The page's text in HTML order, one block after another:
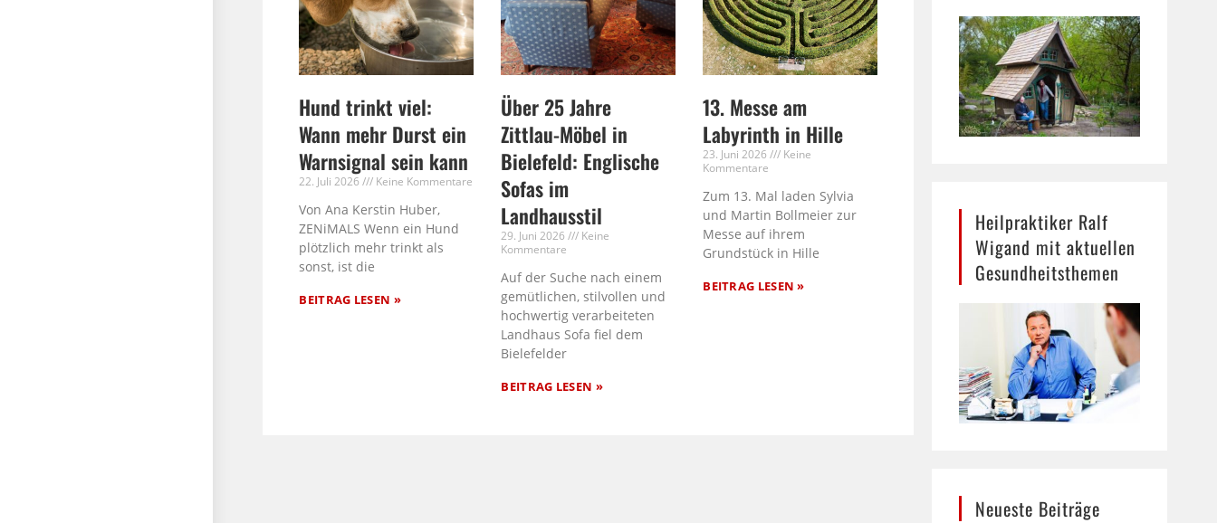
Hund trinkt viel:
Wann mehr Durst ein
Warnsignal sein kann
22. Juli 2026 Keine Kommentare
Von Ana Kerstin Huber,
ZENiMALS Wenn ein Hund
plötzlich mehr trinkt als
sonst, ist die
BEITRAG LESEN »
Über 25 Jahre
Zittlau-Möbel in
Bielefeld: Englische
Sofas im
Landhausstil
29. Juni 2026
Keine
Kommentare
Auf der Suche nach einem
gemütlichen, stilvollen und
hochwertig verarbeiteten
Landhaus Sofa fiel dem
Bielefelder
BEITRAG LESEN »
13. Messe am
Labyrinth in Hille
23. Juni 2026
Keine
Kommentare
Zum 13. Mal laden Sylvia
und Martin Bollmeier zur
Messe auf ihrem
Grundstück in Hille
BEITRAG LESEN »
Heilpraktiker Ralf
Wigand mit aktuellen
Gesundheitsthemen
Neueste Beiträge